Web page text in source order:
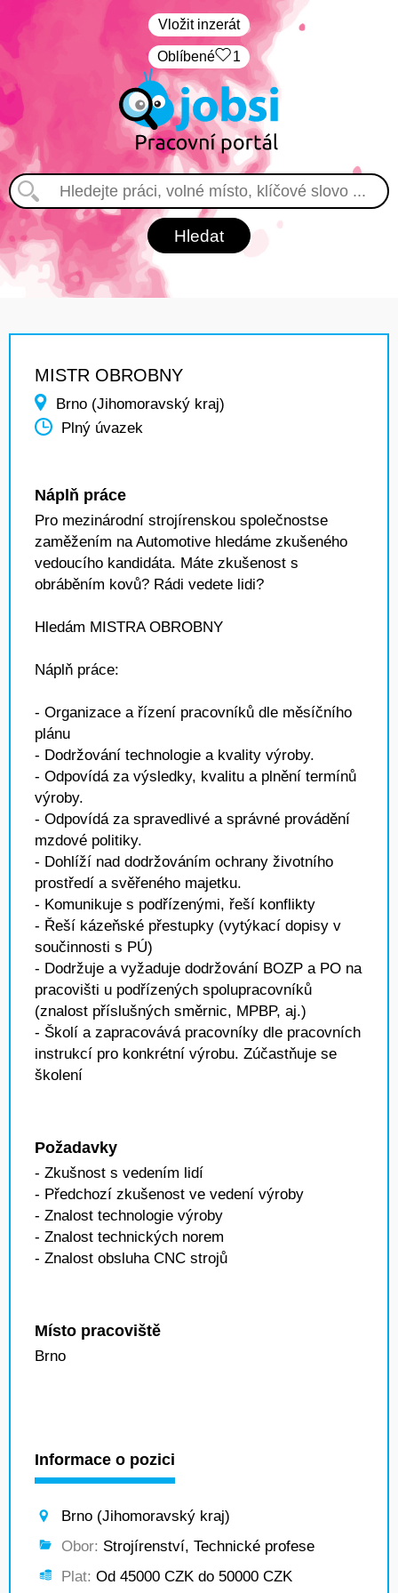
Vložit inzerát
Oblíbené 1
MISTR OBROBNY
Brno (Jihomoravský kraj)
Plný úvazek
Náplň práce
Pro mezinárodní strojírenskou společnostse
zaměžením na Automotive hledáme zkušeného
vedoucího kandidáta. Máte zkušenost s
obráběním kovů? Rádi vedete lidi?
Hledám MISTRA OBROBNY
Náplň práce:
- Organizace a řízení pracovníků dle měsíčního
plánu
- Dodržování technologie a kvality výroby.
- Odpovídá za výsledky, kvalitu a plnění termínů
výroby.
- Odpovídá za spravedlivé a správné provádění
mzdové politiky.
- Dohlíží nad dodržováním ochrany životního
prostředí a svěřeného majetku.
- Komunikuje s podřízenými, řeší konflikty
- Řeší kázeňské přestupky (vytýkací dopisy v
součinnosti s PÚ)
- Dodržuje a vyžaduje dodržování BOZP a PO na
pracovišti u podřízených spolupracovníků
(znalost příslušných směrnic, MPBP, aj.)
- Školí a zapracovává pracovníky dle pracovních
instrukcí pro konkrétní výrobu. Zúčastňuje se
školení
Požadavky
- Zkušnost s vedením lidí
- Předchozí zkušenost ve vedení výroby
- Znalost technologie výroby
- Znalost technických norem
- Znalost obsluha CNC strojů
Místo pracoviště
Brno
Informace o pozici
Brno (Jihomoravský kraj)
Obor: Strojírenství, Technické profese
Plat: Od 45000 CZK do 50000 CZK